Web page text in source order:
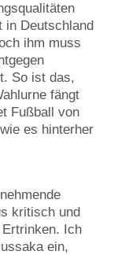
in Deutschland
ihm muss
So ist das,
fängt
Fußball von
es hinterher
kritisch und
Ich
ein,